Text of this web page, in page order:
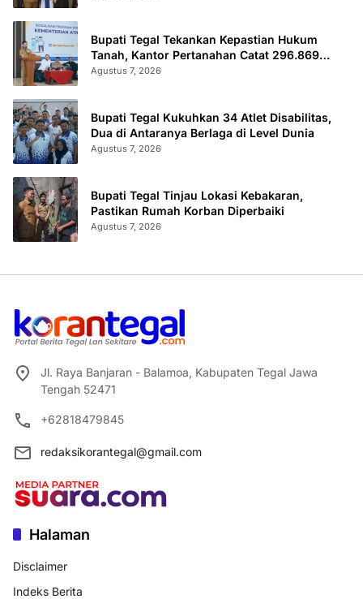
Bupati Tegal Tekankan Kepastian Hukum
Tanah, Kantor Pertanahan Catat 296.869
Sertifikat Terbit
Agustus 7, 2026
Bupati Tegal Kukuhkan 34 Atlet Disabilitas,
Dua di Antaranya Berlaga di Level Dunia
Agustus 7, 2026
Bupati Tegal Tinjau Lokasi Kebakaran,
Pastikan Rumah Korban Diperbaiki
Agustus 7, 2026
Jl. Raya Banjaran - Balamoa, Kabupaten Tegal Jawa
Tengah 52471
+62818479845
redaksikorantegal@gmail.com
Halaman
Disclaimer
Indeks Berita